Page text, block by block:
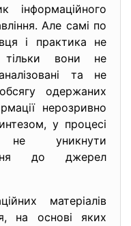
інформаційного
Але самі по
і практика не
вони не
та не
одержаних
нерозривно
у процесі
не уникнути
до джерел
матеріалів
на основі яких